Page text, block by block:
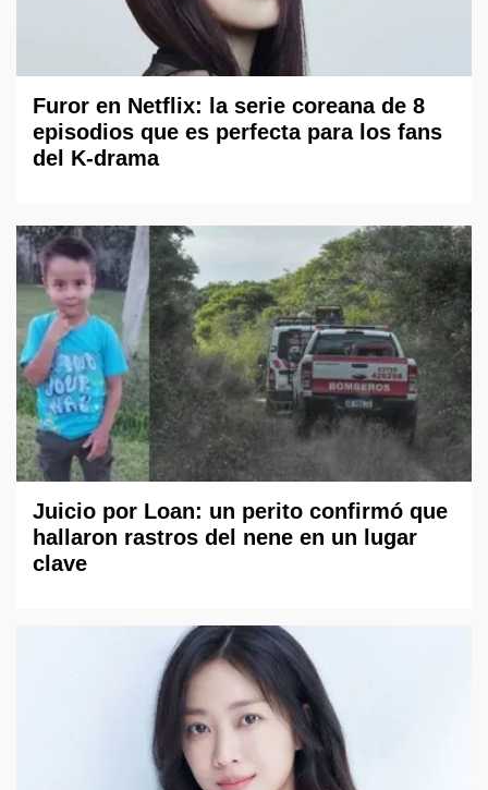
Furor en Netflix: la serie coreana de 8
episodios que es perfecta para los fans
del K-drama
Juicio por Loan: un perito confirmó que
hallaron rastros del nene en un lugar
clave